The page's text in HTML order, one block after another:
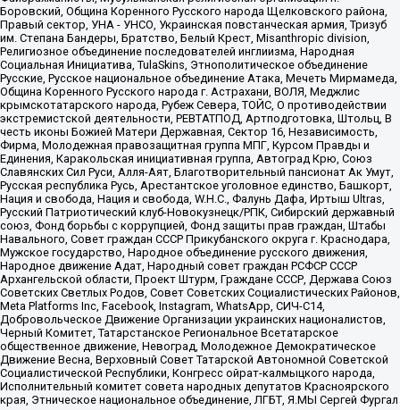
Боровский, Община Коренного Русского народа Щелковского района,
Правый сектор, УНА - УНСО, Украинская повстанческая армия, Тризуб
им. Степана Бандеры, Братство, Белый Крест, Misanthropic division,
Религиозное объединение последователей инглиизма, Народная
Социальная Инициатива, TulaSkins, Этнополитическое объединение
Русские, Русское национальное объединение Атака, Мечеть Мирмамеда,
Община Коренного Русского народа г. Астрахани, ВОЛЯ, Меджлис
крымскотатарского народа, Рубеж Севера, ТОЙС, О противодействии
экстремистской деятельности, РЕВТАТПОД, Артподготовка, Штольц, В
честь иконы Божией Матери Державная, Сектор 16, Независимость,
Фирма, Молодежная правозащитная группа МПГ, Курсом Правды и
Единения, Каракольская инициативная группа, Автоград Крю, Союз
Славянских Сил Руси, Алля-Аят, Благотворительный пансионат Ак Умут,
Русская республика Русь, Арестантское уголовное единство, Башкорт,
Нация и свобода, Нация и свобода, W.H.С., Фалунь Дафа, Иртыш Ultras,
Русский Патриотический клуб-Новокузнецк/РПК, Сибирский державный
союз, Фонд борьбы с коррупцией, Фонд защиты прав граждан, Штабы
Навального, Совет граждан СССР Прикубанского округа г. Краснодара,
Мужское государство, Народное объединение русского движения,
Народное движение Адат, Народный совет граждан РСФСР СССР
Архангельской области, Проект Штурм, Граждане СССР, Держава Союз
Советских Светлых Родов, Совет Советских Социалистических Районов,
Meta Platforms Inc, Facebook, Instagram, WhatsApp, СИЧ-С14,
Добровольческое Движение Организации украинских националистов,
Черный Комитет, Татарстанское Региональное Всетатарское
общественное движение, Невоград, Молодежное Демократическое
Движение Весна, Верховный Совет Татарской Автономной Советской
Социалистической Республики, Конгресс ойрат-калмыцкого народа,
Исполнительный комитет совета народных депутатов Красноярского
края, Этническое национальное объединение, ЛГБТ, Я.МЫ Сергей Фургал